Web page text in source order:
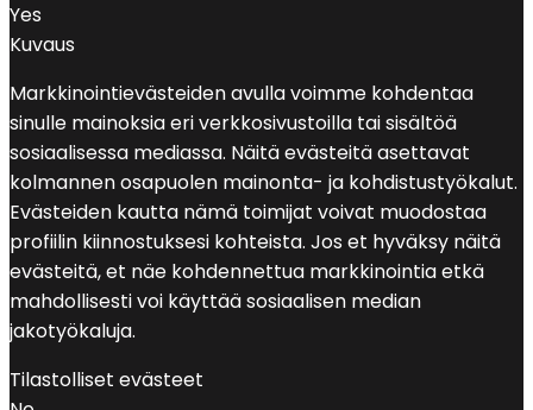
Yes
Kuvaus
Markkinointievästeiden avulla voimme kohdentaa
sinulle mainoksia eri verkkosivustoilla tai sisältöä
sosiaalisessa mediassa. Näitä evästeitä asettavat
kolmannen osapuolen mainonta- ja kohdistustyökalut.
Evästeiden kautta nämä toimijat voivat muodostaa
profiilin kiinnostuksesi kohteista. Jos et hyväksy näitä
evästeitä, et näe kohdennettua markkinointia etkä
mahdollisesti voi käyttää sosiaalisen median
jakotyökaluja.
Tilastolliset evästeet